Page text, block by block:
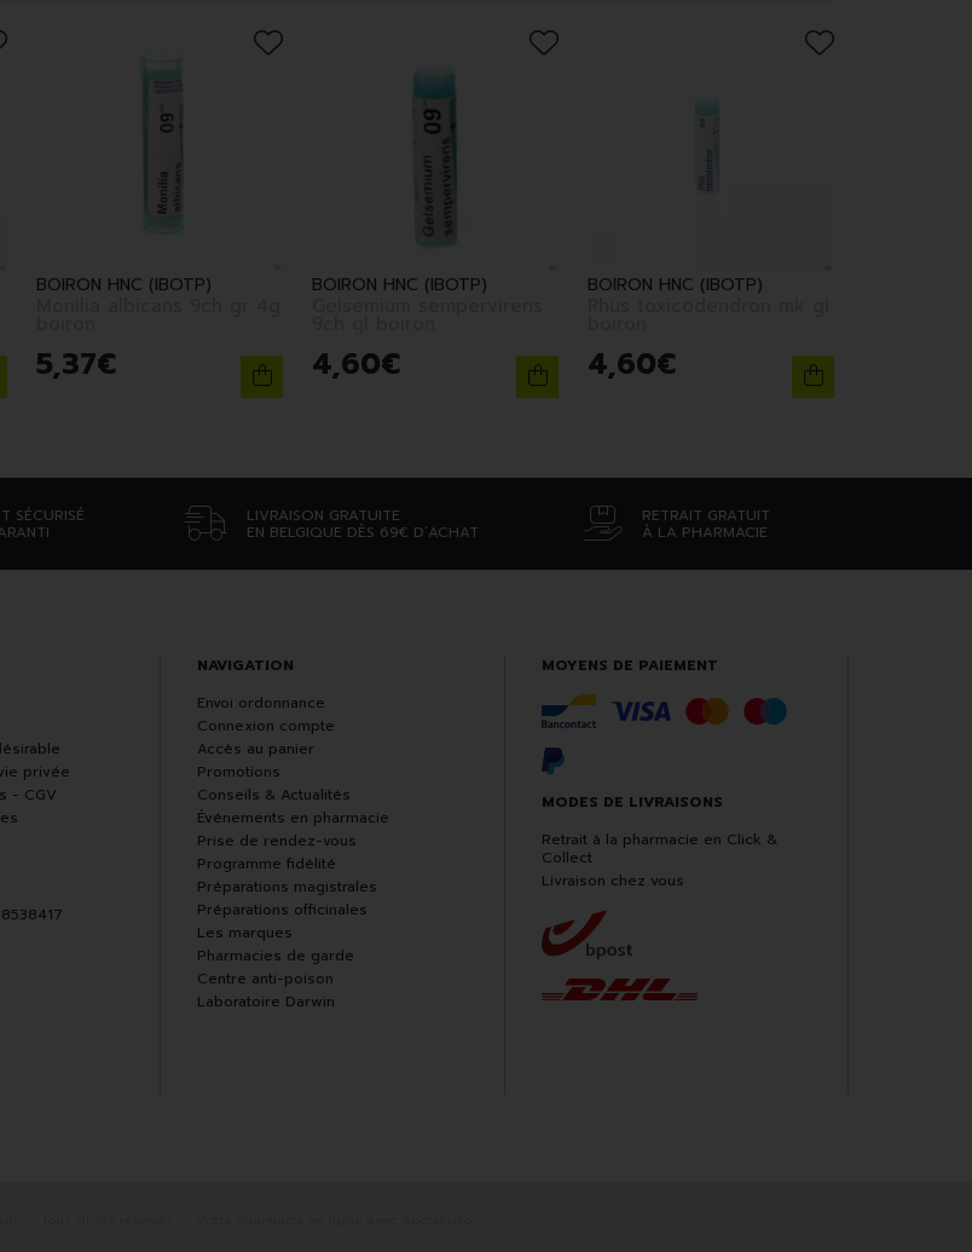
BOIRON HNC (IBOTP)
5,37€
BOIRON HNC (IBOTP)
4,60€
BOIRON HNC (IBOTP)
4,60€
SÉCURISÉ LIVRAISON GRATUITE
EN BELGIQUE DÈS 69€ D’ACHAT
RETRAIT GRATUIT
À LA PHARMACIE
privée
- CGV
NAVIGATION
Envoi ordonnance
Connexion compte
Accès au panier
Promotions
Conseils & Actualités
Événements en pharmacie
Prise de rendez-vous
Programme fidélité
Préparations magistrales
Préparations officinales
Les marques
Pharmacies de garde
Centre anti-poison
Laboratoire Darwin
MOYENS DE PAIEMENT
MODES DE LIVRAISONS
Retrait à la pharmacie en Click &
Collect
Livraison chez vous